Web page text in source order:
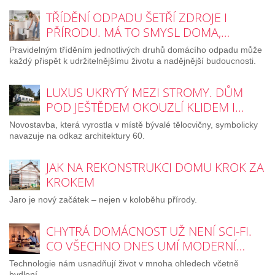
TŘÍDĚNÍ ODPADU ŠETŘÍ ZDROJE I
PŘÍRODU. MÁ TO SMYSL DOMA,…
Pravidelným tříděním jednotlivých druhů domácího odpadu může
každý přispět k udržitelnějšímu životu a nadějnější budoucnosti.
LUXUS UKRYTÝ MEZI STROMY. DŮM
POD JEŠTĚDEM OKOUZLÍ KLIDEM I…
Novostavba, která vyrostla v místě bývalé tělocvičny, symbolicky
navazuje na odkaz architektury 60.
JAK NA REKONSTRUKCI DOMU KROK ZA
KROKEM
Jaro je nový začátek – nejen v koloběhu přírody.
CHYTRÁ DOMÁCNOST UŽ NENÍ SCI-FI.
CO VŠECHNO DNES UMÍ MODERNÍ…
Technologie nám usnadňují život v mnoha ohledech včetně